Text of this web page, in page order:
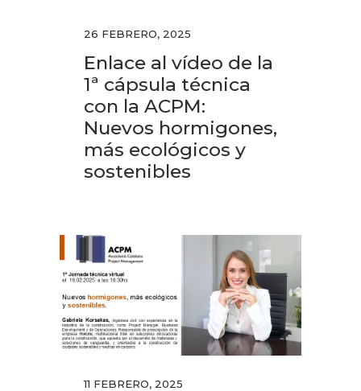
26 FEBRERO, 2025
Enlace al vídeo de la
1ª cápsula técnica
con la ACPM:
Nuevos hormigones,
más ecológicos y
sostenibles
11 FEBRERO, 2025